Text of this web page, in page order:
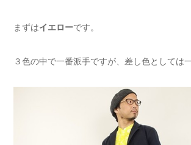
まずはイエローです。
３色の中で一番派手ですが、差し色としては